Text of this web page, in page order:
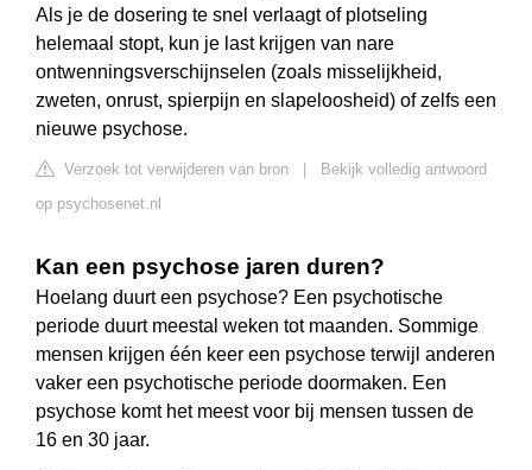
Als je de dosering te snel verlaagt of plotseling
helemaal stopt, kun je last krijgen van nare
ontwenningsverschijnselen (zoals misselijkheid,
zweten, onrust, spierpijn en slapeloosheid) of zelfs een
nieuwe psychose.
Verzoek tot verwijderen van bron
Bekijk volledig antwoord
op psychosenet.nl
Kan een psychose jaren duren?
Hoelang duurt een psychose? Een psychotische
periode duurt meestal weken tot maanden. Sommige
mensen krijgen één keer een psychose terwijl anderen
vaker een psychotische periode doormaken. Een
psychose komt het meest voor bij mensen tussen de
16 en 30 jaar.